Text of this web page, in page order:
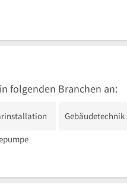
folgenden Branchen an:
Gebäudetechnik